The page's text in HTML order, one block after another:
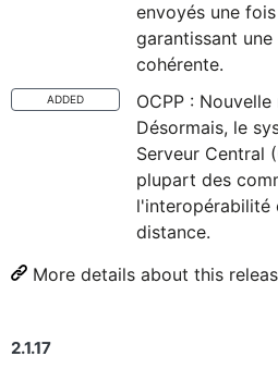
envoyés une
garantissant
cohérente.
ADDED
OCPP :
Désormais, le
Serveur Central
plupart des
l'interopérabilité
distance.
More details about this
2.1.17